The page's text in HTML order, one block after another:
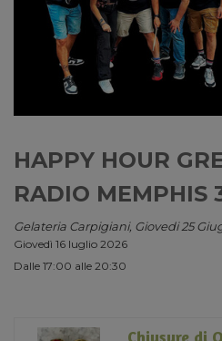
HAPPY HOUR
RADIO MEMPHIS
Gelateria Carpigiani, Giovedi 25
Giovedì 16 luglio 2026
Dalle 17:00 alle 20:30
Chiusure di